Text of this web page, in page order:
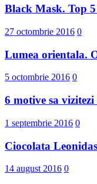
Black Mask. Top 5
27 octombrie 2016 0
Lumea orientala.
5 octombrie 2016 0
6 motive sa
1 septembrie 2016 0
Ciocolata
14 august 2016 0